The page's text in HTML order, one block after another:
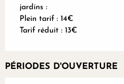
jardins :
Plein tarif : 14€
Tarif réduit : 13€
PÉRIODES D'OUVERTURE